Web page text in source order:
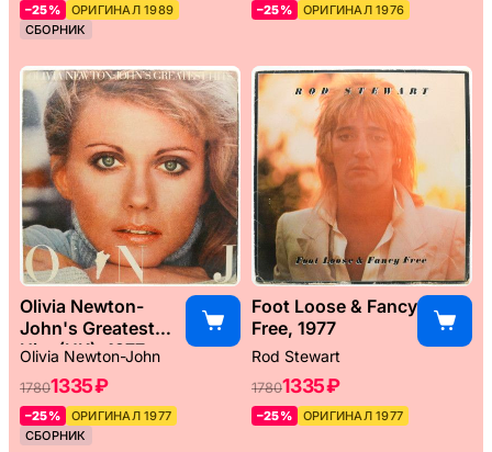
–25%
ОРИГИНАЛ 1989
СБОРНИК
–25% ОРИГИНАЛ 1976
Olivia Newton-
John's Greatest
Hits (UK), 1977
Olivia Newton-John
17801335 ₽
–25%
ОРИГИНАЛ 1977
СБОРНИК
Foot Loose & Fancy
Free, 1977
Rod Stewart
17801335 ₽
–25% ОРИГИНАЛ 1977